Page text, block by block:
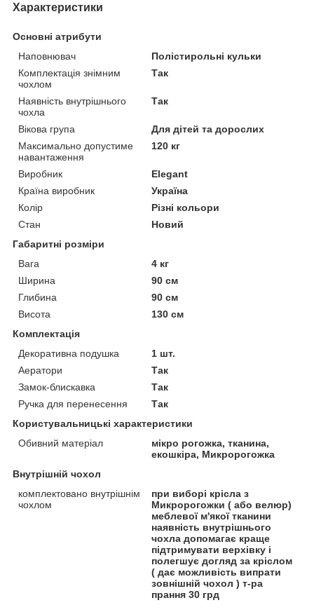
Характеристики
Основні атрибути
Наповнювач
Полістирольні кульки
Комплектація знімним
чохлом
Так
Наявність внутрішнього
чохла
Так
Вікова група
Для дітей та дорослих
Максимально допустиме
навантаження
120 кг
Виробник
Elegant
Країна виробник
Україна
Колір
Різні кольори
Стан
Новий
Габаритні розміри
Вага
4 кг
Ширина
90 см
Глибина
90 см
Висота
130 см
Комплектація
Декоративна подушка
1 шт.
Аератори
Так
Замок-блискавка
Так
Ручка для перенесення
Так
Користувальницькі характеристики
Обивний матеріал
мікро рогожка, тканина,
екошкіра, Микророгожка
Внутрішній чохол
комплектовано внутрішнім
чохлом
при виборі крісла з
Микророгожки ( або велюр)
меблевої м'якої тканини
наявність внутрішнього
чохла допомагає краще
підтримувати верхівку і
полегшує догляд за кріслом
( дає можливість випрати
зовнішній чохол ) т-ра
прання 30 грд